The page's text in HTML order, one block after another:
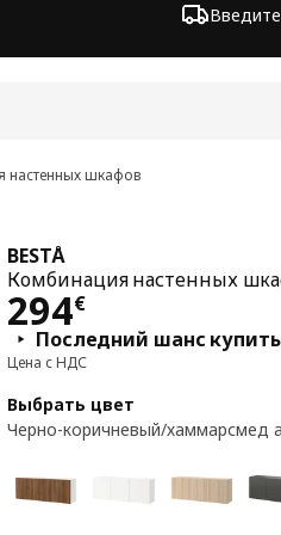
настенных шкафов
BESTÅ
Комбинация настенных
294€
Цена 294€
Последний шанс купить
Цена с НДС
Выбрать цвет
Черно-коричневый/хаммарсмед